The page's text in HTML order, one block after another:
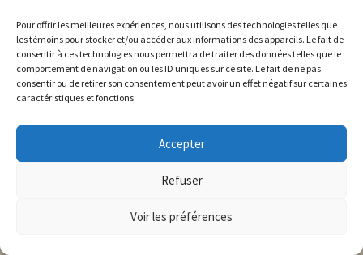
Pour offrir les meilleures expériences, nous utilisons des technologies telles que
les témoins pour stocker et/ou accéder aux informations des appareils. Le fait de
consentir à ces technologies nous permettra de traiter des données telles que le
comportement de navigation ou les ID uniques sur ce site. Le fait de ne pas
consentir ou de retirer son consentement peut avoir un effet négatif sur certaines
caractéristiques et fonctions.
Accepter
Refuser
Voir les préférences